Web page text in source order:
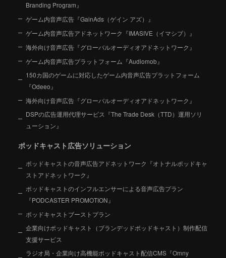
Branding Program』
ゲーム内音声広告『GainAds（ゲイン アズ）』
ゲーム内音声広告アドネットワーク『IMASIVE（イマシブ）』
海外向け音声広告『グローバルオーディオアドネットワーク』
ゲーム内音声広告プラットフォーム『Audiomob』
150カ国のゲームに対応したゲーム内音声広告プラットフォーム
『Odeeo』
海外向け音声広告『グローバルオーディオアドネットワーク』
DSPの広告運用代理サービス『The Trade Desk（TTD）運用ソリ
ューション』
ポッドキャスト広告ソリューション
ポッドキャストの音声広告アドネットワーク『オトナルポッドキャ
ストアドネットワーク』
ポッドキャストのインフルエンサーによる音声広告プラン
『PODCASTER PROMOTION』
ポッドキャストブーストプラン
企業向けポッドキャスト（ブランデッドポッドキャスト）制作配信
支援サービス
ラジオ局・企業向け高機能ポッドキャスト配信CMS『Omny